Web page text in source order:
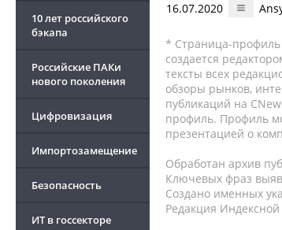
10 лет российского
бэкапа
Российские ПАКи
нового поколения
Цифровизация
Импортозамещение
Безопасность
ИТ в госсекторе
16.07.2020
* Страница-профиль
создается
тексты всех
обзоры рынков,
публикаций на
профиль. Профиль
презентацией о
Обработан архив
Ключевых фраз
Создано именных
Редакция